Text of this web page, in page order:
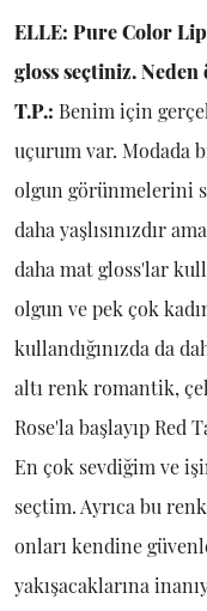
ELLE: Pure Color
gloss seçtiniz.
T.P.: Benim için
uçurum var. Modada
olgun görünmelerini
daha yaşlısınızdır
daha mat gloss'lar
olgun ve pek çok
kullandığınızda da
altı renk romantik,
Rose'la başlayıp Red
En çok sevdiğim ve
seçtim. Ayrıca bu
onları kendine
yakışacaklarına